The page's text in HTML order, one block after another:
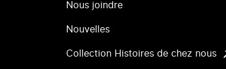
Nous joindre
Nouvelles
Collection Histoires de chez nous